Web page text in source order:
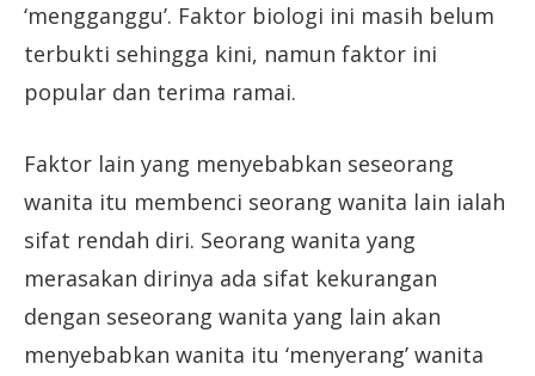
‘mengganggu’. Faktor biologi ini masih belum
terbukti sehingga kini, namun faktor ini
popular dan terima ramai.
Faktor lain yang menyebabkan seseorang
wanita itu membenci seorang wanita lain ialah
sifat rendah diri. Seorang wanita yang
merasakan dirinya ada sifat kekurangan
dengan seseorang wanita yang lain akan
menyebabkan wanita itu ‘menyerang’ wanita